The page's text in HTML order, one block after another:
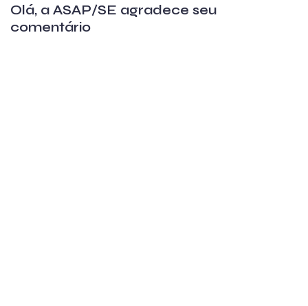
Olá, a ASAP/SE agradece seu
comentário